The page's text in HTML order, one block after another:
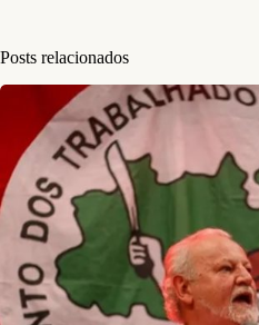
Posts relacionados